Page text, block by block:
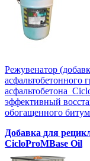
Режувенатор
асфальтобетонного
асфальтобетона
эффективный
обогащенного
Добавка для
CicloProMBase Oil